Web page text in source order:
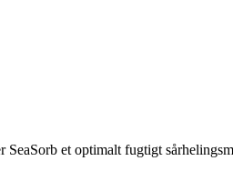
SeaSorb et optimalt fugtigt